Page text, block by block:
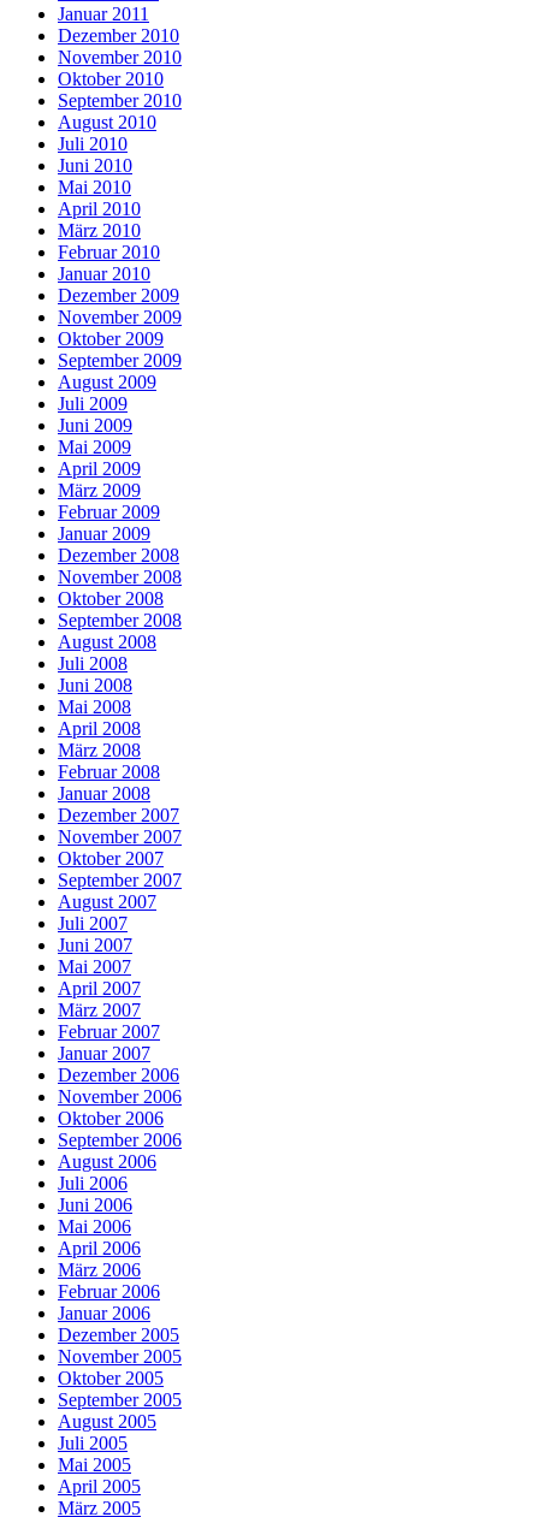
Januar 2011
Dezember 2010
November 2010
Oktober 2010
September 2010
August 2010
Juli 2010
Juni 2010
Mai 2010
April 2010
März 2010
Februar 2010
Januar 2010
Dezember 2009
November 2009
Oktober 2009
September 2009
August 2009
Juli 2009
Juni 2009
Mai 2009
April 2009
März 2009
Februar 2009
Januar 2009
Dezember 2008
November 2008
Oktober 2008
September 2008
August 2008
Juli 2008
Juni 2008
Mai 2008
April 2008
März 2008
Februar 2008
Januar 2008
Dezember 2007
November 2007
Oktober 2007
September 2007
August 2007
Juli 2007
Juni 2007
Mai 2007
April 2007
März 2007
Februar 2007
Januar 2007
Dezember 2006
November 2006
Oktober 2006
September 2006
August 2006
Juli 2006
Juni 2006
Mai 2006
April 2006
März 2006
Februar 2006
Januar 2006
Dezember 2005
November 2005
Oktober 2005
September 2005
August 2005
Juli 2005
Mai 2005
April 2005
März 2005